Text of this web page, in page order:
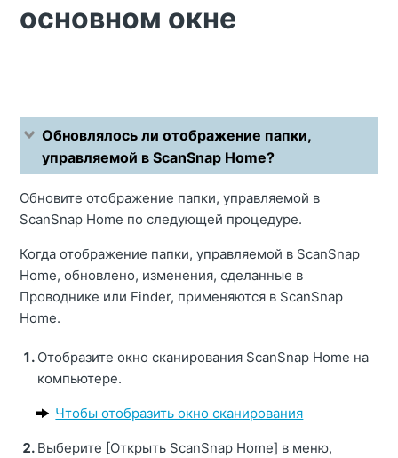
основном окне
Обновлялось ли отображение папки,
управляемой в ScanSnap Home?
Обновите отображение папки, управляемой в
ScanSnap Home по следующей процедуре.
Когда отображение папки, управляемой в ScanSnap
Home, обновлено, изменения, сделанные в
Проводнике или Finder, применяются в ScanSnap
Home.
Отобразите окно сканирования ScanSnap Home на
компьютере.
Чтобы отобразить окно сканирования
Выберите [Открыть ScanSnap Home] в меню,